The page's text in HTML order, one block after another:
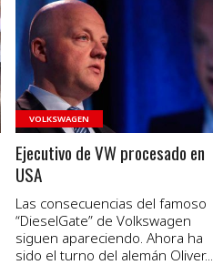
VER NOTA
VOLKSWAGEN
Ejecutivo de VW procesado en
USA
Las consecuencias del famoso
“DieselGate” de Volkswagen
siguen apareciendo. Ahora ha
sido el turno del alemán Oliver...